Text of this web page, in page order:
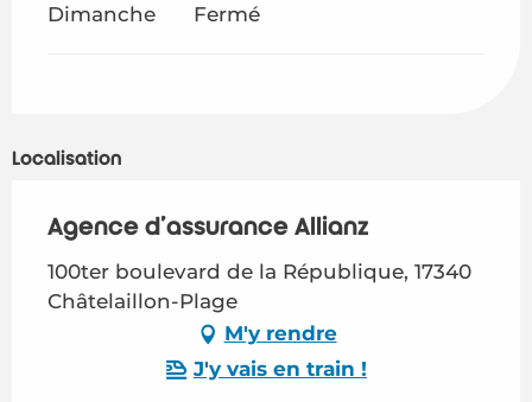
Dimanche Fermé
Localisation
Agence d'assurance Allianz
100ter boulevard de la République, 17340
Châtelaillon-Plage
M'y rendre
J'y vais en train !